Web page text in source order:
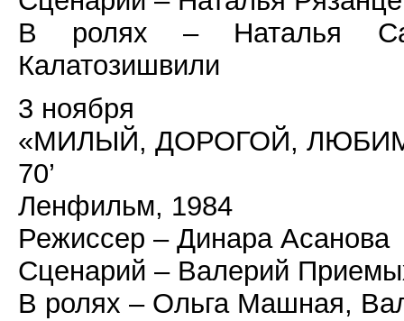
В ролях – Наталья
Калатозишвили
3 ноября
«МИЛЫЙ, ДОРОГОЙ,
70’
Ленфильм, 1984
Режиссер – Динара Асанова
Сценарий – Валерий
В ролях – Ольга Машная,